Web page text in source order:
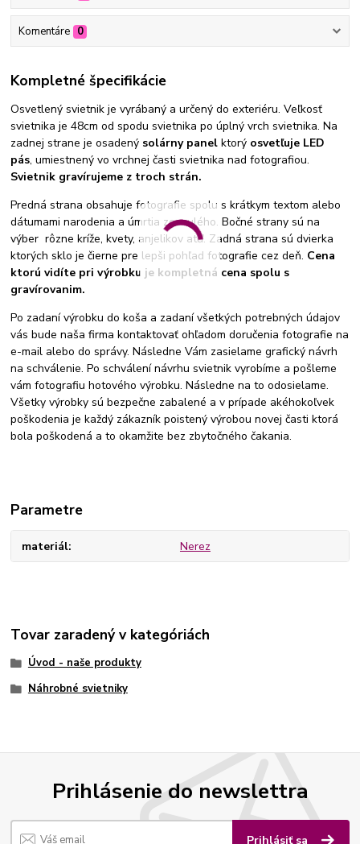
Komentáre 0
Kompletné špecifikácie
Osvetlený svietnik je vyrábaný a určený do exteriéru. Veľkosť
svietnika je 48cm od spodu svietnika po úplný vrch svietnika. Na
zadnej strane je osadený solárny panelktorý osvetľuje LED
pás, umiestnený vo vrchnej časti svietnika nad fotografiou.
Svietnik gravírujeme z troch strán.
Predná strana obsahuje fotografie spolu s krátkym textom alebo
dátumami narodenia a úmrtia zosnulého. Bočné strany sú na
výber rôzne kríže, kvety, anjelikov atď. Zadná strana sú dvierka
ktorých sklo je čierne pre lepši pohľad fotografie cez deň. Cena
ktorú vidíte pri výrobku je kompletná cena spolu s
gravírovanim.
Po zadaní výrobku do koša a zadaní všetkých potrebných údajov
vás bude naša firma kontaktovať ohľadom doručenia fotografie na
e-mail alebo do správy. Následne Vám zasielame grafický návrh
na schválenie. Po schválení návrhu svietnik vyrobíme a pošleme
vám fotografiu hotového výrobku. Následne na to odosielame.
Všetky výrobky sú bezpečne zabalené a v prípade akéhokoľvek
poškodenia je každý zákazník poistený výrobou novej časti ktorá
bola poškodená a to okamžite bez zbytočného čakania.
Parametre
materiál Nerez
Tovar zaradený v kategóriách
Úvod - naše produkty
Náhrobné svietniky
Prihlásenie do newslettra
Prihlásiť sa